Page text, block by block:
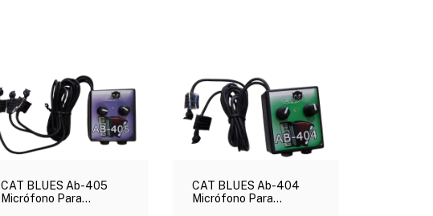
CAT BLUES Ab-405
Micrófono Para
CAT BLUES Ab-404
Micrófono Para